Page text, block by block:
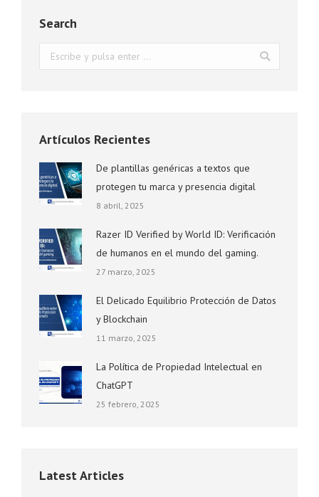
Search
Buscar:
Artículos Recientes
De plantillas genéricas a textos que
protegen tu marca y presencia digital
8 abril, 2025
Razer ID Verified by World ID: Verificación
de humanos en el mundo del gaming.
27 marzo, 2025
El Delicado Equilibrio Protección de Datos
y Blockchain
11 marzo, 2025
La Política de Propiedad Intelectual en
ChatGPT
25 febrero, 2025
Latest Articles